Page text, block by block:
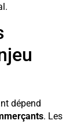
dépend
. Les